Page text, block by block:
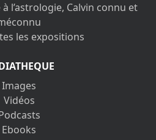
l’astrologie, Calvin connu et
les expositions
Images
Vidéos
Ebooks